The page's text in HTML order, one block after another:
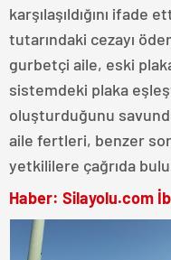
karşılaşıldığını ifade
tutarındaki cezayı
gurbetçi aile, eski
sistemdeki plaka
oluşturduğunu
aile fertleri, benzer
yetkililere çağrıda
Haber: Silayolu.com